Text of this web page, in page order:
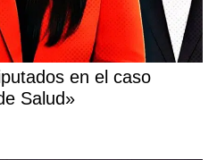
en el caso
Salud»